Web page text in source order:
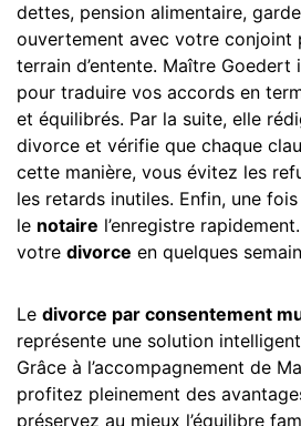
dettes, pension alimentaire,
ouvertement avec votre conjoint
terrain d’entente. Maître
pour traduire vos accords en
et équilibrés. Par la suite, elle
divorce et vérifie que chaque
cette manière, vous évitez les
les retards inutiles. Enfin, une
le notaire l’enregistre
votre divorce en quelques
Le divorce par consentement
représente une solution
Grâce à l’accompagnement de
profitez pleinement des
préservez au mieux l’équilibre